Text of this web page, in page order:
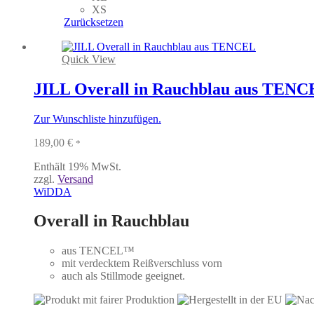
Die
können
Produktseite
gewählt
XS
Zurücksetzen
Quick View
JILL Overall in Rauchblau aus
Zur Wunschliste hinzufügen.
189,00 € *
Enthält 19% MwSt.
zzgl. Versand
WiDDA
Overall in Rauchblau
aus TENCEL™
mit verdecktem Reißverschluss vorn
auch als Stillmode geeignet.